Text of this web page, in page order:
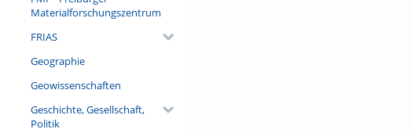
Materialforschungszentrum
FRIAS
Geographie
Geowissenschaften
Geschichte, Gesellschaft,
Politik